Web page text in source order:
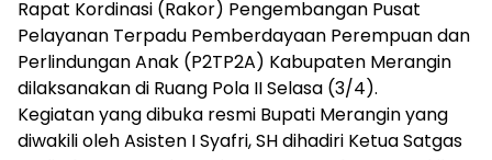
Rapat Kordinasi (Rakor) Pengembangan Pusat
Pelayanan Terpadu Pemberdayaan Perempuan dan
Perlindungan Anak (P2TP2A) Kabupaten Merangin
dilaksanakan di Ruang Pola II Selasa (3/4).
Kegiatan yang dibuka resmi Bupati Merangin yang
diwakili oleh Asisten I Syafri, SH dihadiri Ketua Satgas